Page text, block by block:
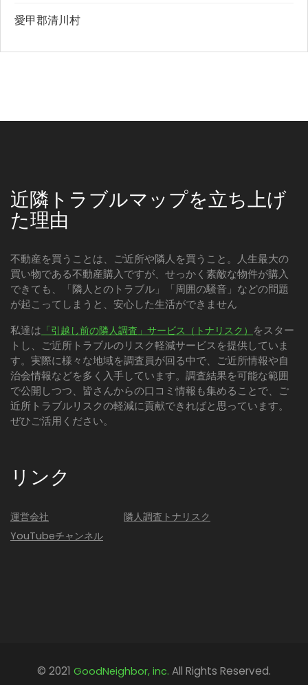
愛甲郡清川村
近隣トラブルマップを立ち上げ
た理由
不動産を買うことは、ご近所や隣人を買うこと。人生最大の
買い物である不動産購入ですが、せっかく素敵な物件が購入
できても、「隣人とのトラブル」「周囲の騒音」などの問題
が起こってしまうと、安心した生活ができません
私達は 「引越し前の隣人調査」サービス（トナリスク） をスター
トし、ご近所トラブルのリスク軽減サービスを提供していま
す。実際に様々な地域を調査員が回る中で、ご近所情報や自
治会情報などを多く入手しています。調査結果を可能な範囲
で公開しつつ、皆さんからの口コミ情報も集めることで、ご
近所トラブルリスクの軽減に貢献できればと思っています。
ぜひご活用ください。
リンク
運営会社
YouTubeチャンネル
隣人調査トナリスク
© 2021 GoodNeighbor, inc. All Rights Reserved.